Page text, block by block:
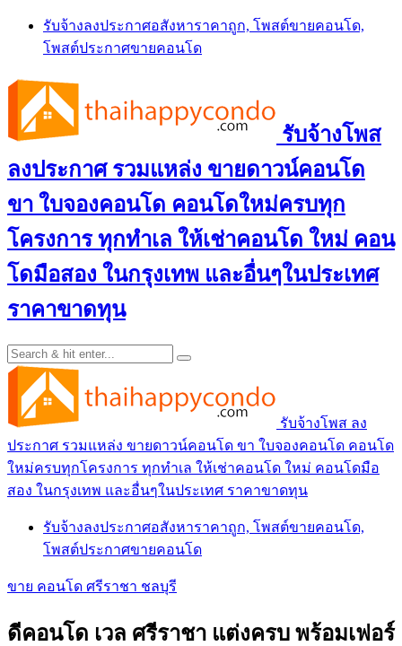
Skip
content
รับจ้างลงประกาศอสังหาราคาถูก, โพสต์ขายคอนโด,
โพสต์ประกาศขายคอนโด
รับจ้างโพส
ลงประกาศ รวมแหล่ง ขายดาวน์คอนโด
ขา ใบจองคอนโด คอนโดใหม่ครบทุก
โครงการ ทุกทำเล ให้เช่าคอนโด ใหม่ คอน
โดมือสอง ในกรุงเทพ และอื่นๆในประเทศ
ราคาขาดทุน
รับจ้างโพส ลง
ประกาศ รวมแหล่ง ขายดาวน์คอนโด ขา ใบจองคอนโด คอนโด
ใหม่ครบทุกโครงการ ทุกทำเล ให้เช่าคอนโด ใหม่ คอนโดมือ
สอง ในกรุงเทพ และอื่นๆในประเทศ ราคาขาดทุน
รับจ้างลงประกาศอสังหาราคาถูก, โพสต์ขายคอนโด,
โพสต์ประกาศขายคอนโด
ขาย คอนโด ศรีราชา ชลบุรี
ดีคอนโด เวล ศรีราชา แต่งครบ พร้อมเฟอร์